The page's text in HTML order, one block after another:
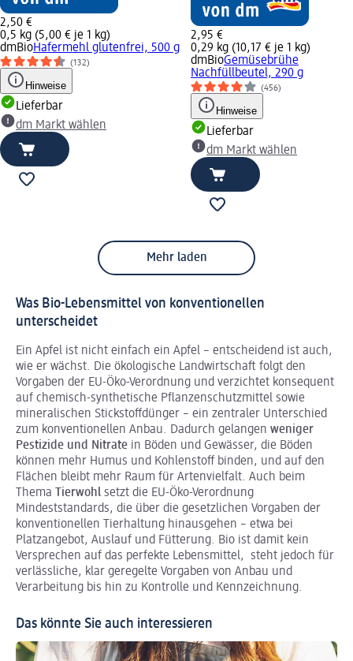
2,50 €
0,5 kg (5,00 € je 1 kg)
dmBioHafermehl glutenfrei, 500 g
(132)
Hinweise
Lieferbar
dm Markt wählen
2,95 €
0,29 kg (10,17 € je 1 kg)
dmBioGemüsebrühe
Nachfüllbeutel, 290 g
(456)
Hinweise
Lieferbar
dm Markt wählen
Mehr laden
Was Bio-Lebensmittel von konventionellen
unterscheidet
Ein Apfel ist nicht einfach ein Apfel – entscheidend ist auch,
wie er wächst. Die ökologische Landwirtschaft folgt den
Vorgaben der EU-Öko-Verordnung und verzichtet konsequent
auf chemisch-synthetische Pflanzenschutzmittel sowie
mineralischen Stickstoffdünger – ein zentraler Unterschied
zum konventionellen Anbau. Dadurch gelangen weniger
Pestizide und Nitrate in Böden und Gewässer, die Böden
können mehr Humus und Kohlenstoff binden, und auf den
Flächen bleibt mehr Raum für Artenvielfalt. Auch beim
Thema
Tierwohl setzt die EU-Öko-Verordnung
Mindeststandards, die über die gesetzlichen Vorgaben der
konventionellen Tierhaltung hinausgehen – etwa bei
Platzangebot, Auslauf und Fütterung. Bio ist damit kein
Versprechen auf das perfekte Lebensmittel, steht jedoch für
verlässliche, klar geregelte Vorgaben von Anbau und
Verarbeitung bis hin zu Kontrolle und Kennzeichnung.
Das könnte Sie auch interessieren